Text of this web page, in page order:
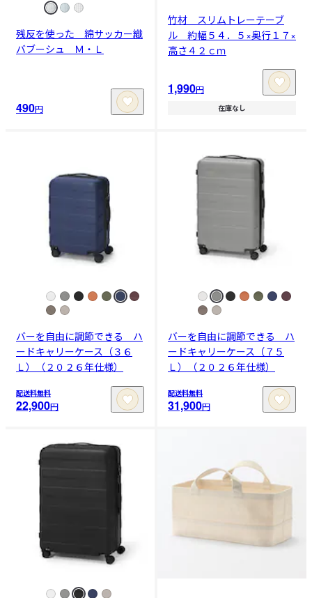
残反を使った 綿サッカー織
バブーシュ Ｍ・Ｌ
490円
竹材 スリムトレーテーブ
ル 約幅５４．５×奥行１７×
高さ４２ｃｍ
1,990円
在庫なし
バーを自由に調節できる ハ
ードキャリーケース（３６
Ｌ）（２０２６年仕様）
配送料無料
22,900円
バーを自由に調節できる ハ
ードキャリーケース（７５
Ｌ）（２０２６年仕様）
配送料無料
31,900円